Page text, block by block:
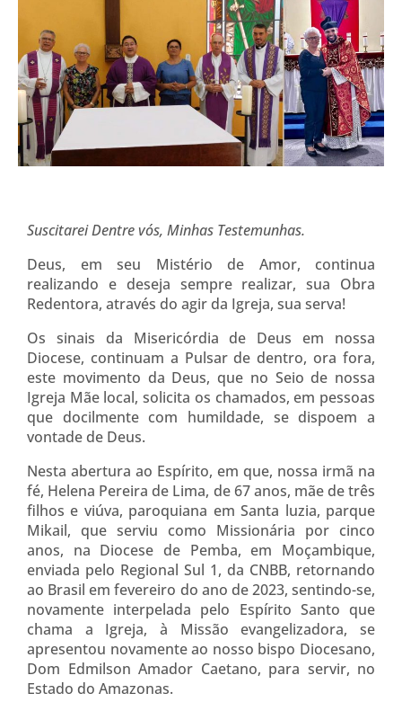
Suscitarei Dentre vós, Minhas Testemunhas.
Deus, em seu Mistério de Amor, continua
realizando e deseja sempre realizar, sua Obra
Redentora, através do agir da Igreja, sua serva!
Os sinais da Misericórdia de Deus em nossa
Diocese, continuam a Pulsar de dentro, ora fora,
este movimento da Deus, que no Seio de nossa
Igreja Mãe local, solicita os chamados, em pessoas
que docilmente com humildade, se dispoem a
vontade de Deus.
Nesta abertura ao Espírito, em que, nossa irmã na
fé, Helena Pereira de Lima, de 67 anos, mãe de três
filhos e viúva, paroquiana em Santa luzia, parque
Mikail, que serviu como Missionária por cinco
anos, na Diocese de Pemba, em Moçambique,
enviada pelo Regional Sul 1, da CNBB, retornando
ao Brasil em fevereiro do ano de 2023, sentindo-se,
novamente interpelada pelo Espírito Santo que
chama a Igreja, à Missão evangelizadora, se
apresentou novamente ao nosso bispo Diocesano,
Dom Edmilson Amador Caetano, para servir, no
Estado do Amazonas.